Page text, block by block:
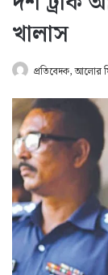
খালাস
প্রতিবেদক, আলোর